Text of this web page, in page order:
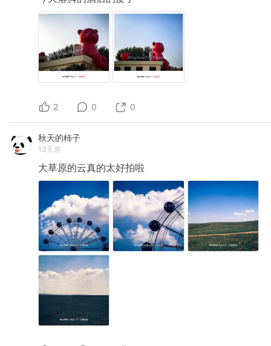
2 0 0
秋天的柿子
13天前
大草原的云真的太好拍啦